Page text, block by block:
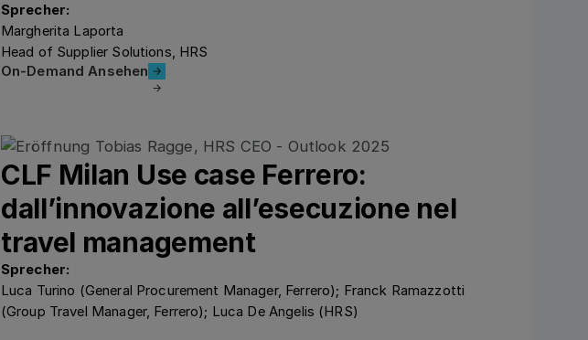
Sprecher:
Margherita Laporta
Head of Supplier Solutions, HRS
On-Demand Ansehen
On-Demand Ansehen
CLF Milan Use case Ferrero:
dall’innovazione all’esecuzione nel
travel management
Sprecher:
Luca Turino (General Procurement Manager, Ferrero); Franck Ramazzotti
(Group Travel Manager, Ferrero); Luca De Angelis (HRS)